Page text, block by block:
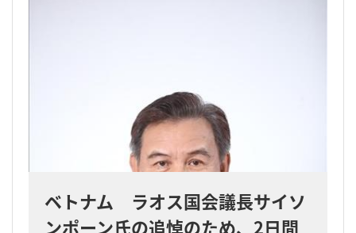
ベトナム ラオス国会議長サイソ
ンポーン氏の追悼のため、2日間